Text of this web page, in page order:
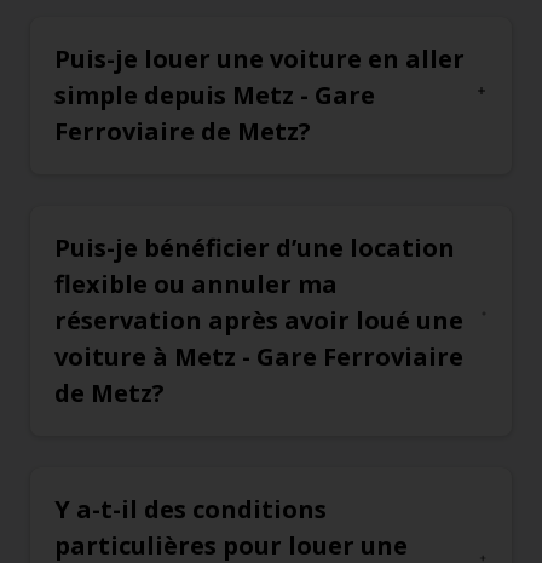
Puis-je louer une voiture en aller
simple depuis Metz - Gare
Ferroviaire de Metz?
Puis-je bénéficier d’une location
flexible ou annuler ma
réservation après avoir loué une
voiture à Metz - Gare Ferroviaire
de Metz?
Y a-t-il des conditions
particulières pour louer une